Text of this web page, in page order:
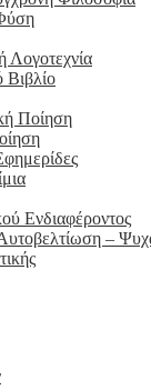
Λογοτεχνία
Βιβλίο
Ποίηση
Ενδιαφέροντος
–